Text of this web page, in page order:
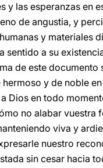
y las esperanzas en
de angustia, y
y materiales
sentido a su
de este
y de noble
Dios en todo
no alabar vuestra
viva y
nuestro
sin cesar hacia